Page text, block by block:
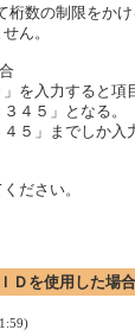
桁数の制限をか
ん。
入力すると項
４５」となる。
」までしか入
ださい。
Ｄを使用した場